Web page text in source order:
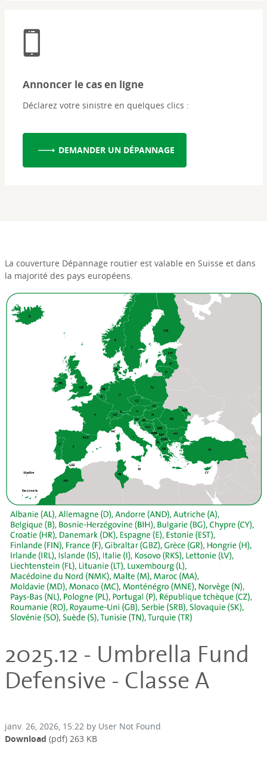
Annoncer le cas en ligne
Déclarez votre sinistre en quelques clics :
DEMANDER UN DÉPANNAGE
La couverture Dépannage routier est valable en Suisse et dans
la majorité des pays européens.
2025.12 - Umbrella Fund
Defensive - Classe A
janv. 26, 2026, 15:22 by User Not Found
Download (pdf) 263 KB